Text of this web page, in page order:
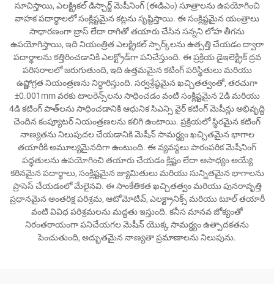
సూచిస్తాయి, ఎలక్ట్రికల్ డిస్చార్జ్ మెషీనింగ్ (ఈడిఎం) సూత్రాలను ఉపయోగించి
వాహక పదార్థాలలో సంక్లిష్టమైన కట్లను సృష్టిస్తాయి. ఈ సంక్లిష్టమైన యంత్రాలు
సాధారణంగా బ్రాస్ లేదా రాగితో తయారు చేసిన సన్నని లోహ తీగను
ఉపయోగిస్తాయి, ఇది నియంత్రిత ఎలక్ట్రికల్ స్పార్క్‌లను ఉత్పత్తి చేయడం ద్వారా
పదార్థాలను కత్తిరించడానికి ఎలక్ట్రోడ్‌గా పనిచేస్తుంది. ఈ ప్రక్రియ డైఇలెక్ట్రిక్ ద్రవ
పరిసరాలలో జరుగుతుంది, ఇది ఉత్తమమైన కటింగ్ పరిస్థితులు మరియు
ఉష్ణోగ్రత నియంత్రణను నిర్ధారిస్తుంది. సర్వశ్రేష్ఠమైన ఖచ్చితత్వంతో, తరచుగా
±0.001mm వరకు టాలరెన్స్‌లను సాధించడం వంటి సంక్లిష్టమైన 2డి మరియు
4డి కటింగ్ పాత్‌లను సాధించడానికి ఆధునిక సిఎన్సి వైర్ కటింగ్ మెషీన్లు అభివృద్ధి
చెందిన కంప్యూటర్ నియంత్రణలను కలిగి ఉంటాయి. ప్రక్రియలో స్థిరమైన కటింగ్
నాణ్యతను నిలుపుదల చేయడానికి మెషీన్ సామర్థ్యం ఖచ్చితమైన భాగాల
తయారీకి అమూల్యమైనదిగా ఉంటుంది. ఈ వ్యవస్థలు పారంపరిక మెషీనింగ్
పద్ధతులను ఉపయోగించి తయారు చేయడం క్లిష్టం లేదా అసాధ్యం అయ్యే
కఠినమైన పదార్థాలు, సంక్లిష్టమైన జ్యామితులు మరియు సున్నితమైన భాగాలను
ప్రాసెస్ చేయడంలో మేలైనవి. ఈ సాంకేతికత ఖచ్చితత్వం మరియు పునరావృత్తి
ప్రధానమైన అంతరిక్ష పరిశ్రమ, ఆటోమోటివ్, ఎలక్ట్రానిక్స్ మరియు టూల్ తయారీ
వంటి వివిధ పరిశ్రమలను మద్దతు ఇస్తుంది. కనీస మానవ జోక్యంతో
నిరంతరాయంగా పనిచేయగల మెషీన్ యొక్క సామర్థ్యం ఉత్పాదకతను
పెంచుతుంది, అద్భుతమైన నాణ్యతా ప్రమాణాలను నిలుపును.